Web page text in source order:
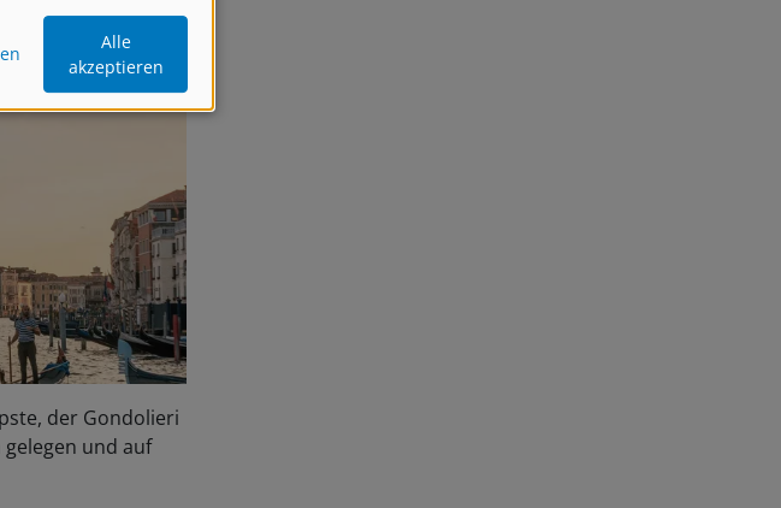
der Gondolieri
und auf
Alle
akzeptieren